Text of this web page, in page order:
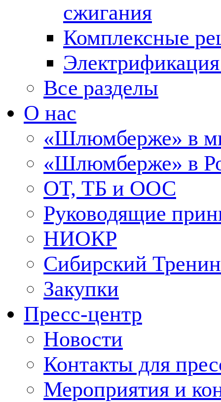
сжигания
Комплексные
Все разделы
О нас
«Шлюмберже» в
«Шлюмберже» в
ОТ, ТБ и ООС
Руководящие
НИОКР
Сибирский
Закупки
Пресс-центр
Новости
Контакты для
Мероприятия и